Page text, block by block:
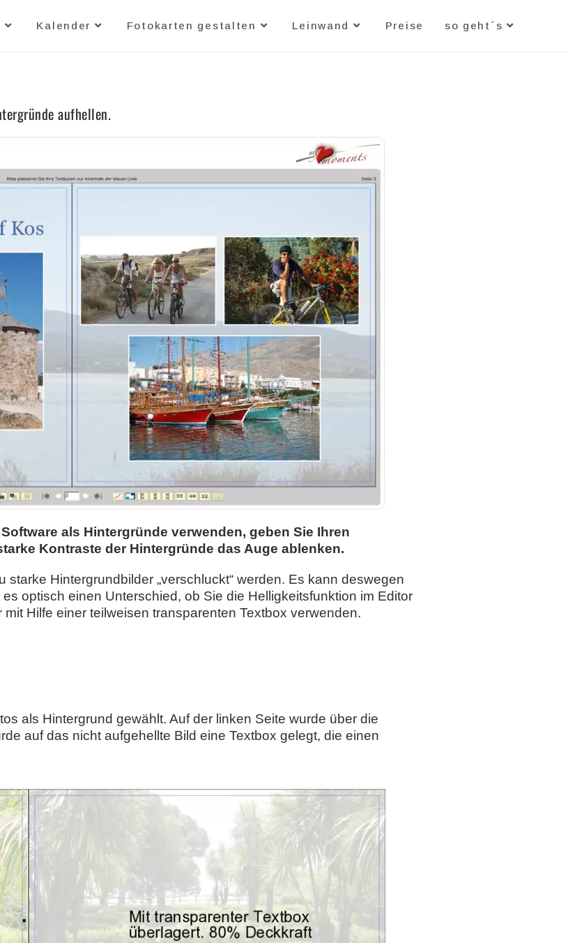
Kalender Fotokarten gestalten Leinwand Preise so geht´s
aufhellen.
als Hintergründe verwenden, geben Sie Ihren
Kontraste der Hintergründe das Auge ablenken.
Hintergrundbilder „verschluckt“ werden. Es kann deswegen
optisch einen Unterschied, ob Sie die Helligkeitsfunktion im Editor
Hilfe einer teilweisen transparenten Textbox verwenden.
als Hintergrund gewählt. Auf der linken Seite wurde über die
auf das nicht aufgehellte Bild eine Textbox gelegt, die einen